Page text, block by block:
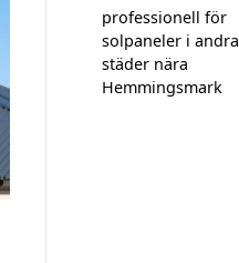
professionell för
solpaneler i andra
städer nära
Hemmingsmark